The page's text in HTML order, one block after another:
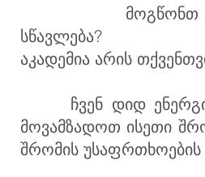
მოგწონთ ფიქრი?
სწავლება?
აკადემია არის
ჩვენ დიდ
მოვამზადოთ ისეთი
შრომის უსაფრთხოების